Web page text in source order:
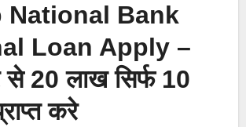
National Bank
Loan Apply –
से 20 लाख सिर्फ 10
करे